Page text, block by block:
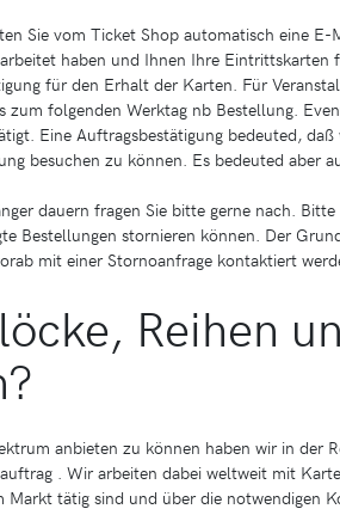
Sie vom Ticket Shop automatisch eine
haben und Ihnen Ihre Eintrittskarten
für den Erhalt der Karten. Für
zum folgenden Werktag nb Bestellung.
Eine Auftragsbestätigung bedeuted,
besuchen zu können. Es bedeuted aber
dauern fragen Sie bitte gerne nach.
Bestellungen stornieren können. Der
mit einer Stornoanfrage kontaktiert
Reihen
anbieten zu können haben wir in der
. Wir arbeiten dabei weltweit mit
Markt tätig sind und über die notwendigen